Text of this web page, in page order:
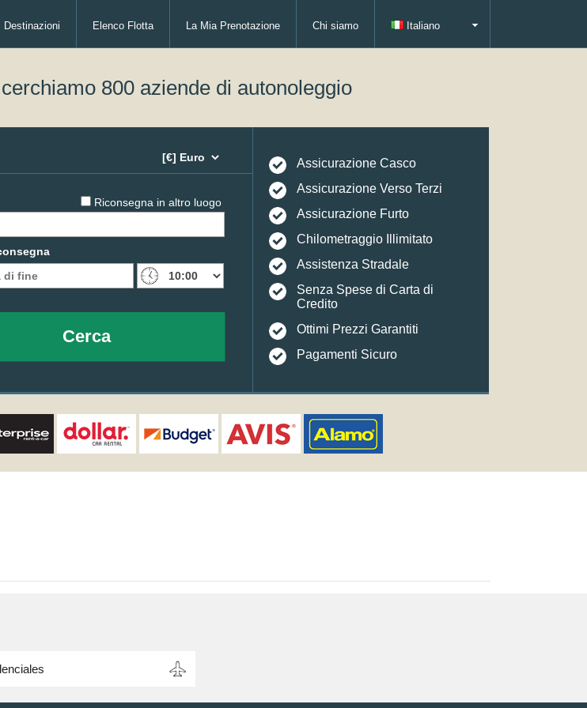
Destinazioni Elenco Flotta La Mia Prenotazione Chi siamo Italiano
800 aziende di autonoleggio
Riconsegna in altro luogo
Cerca
Assicurazione Casco
Assicurazione Verso Terzi
Assicurazione Furto
Chilometraggio Illimitato
Assistenza Stradale
Senza Spese di Carta di
Credito
Ottimi Prezzi Garantiti
Pagamenti Sicuro